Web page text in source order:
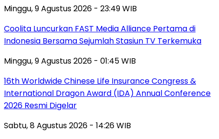
Minggu, 9 Agustus 2026 - 23:49 WIB
Coolita Luncurkan FAST Media Alliance Pertama di
Indonesia Bersama Sejumlah Stasiun TV Terkemuka
Minggu, 9 Agustus 2026 - 01:45 WIB
16th Worldwide Chinese Life Insurance Congress &
International Dragon Award (IDA) Annual Conference
2026 Resmi Digelar
Sabtu, 8 Agustus 2026 - 14:26 WIB